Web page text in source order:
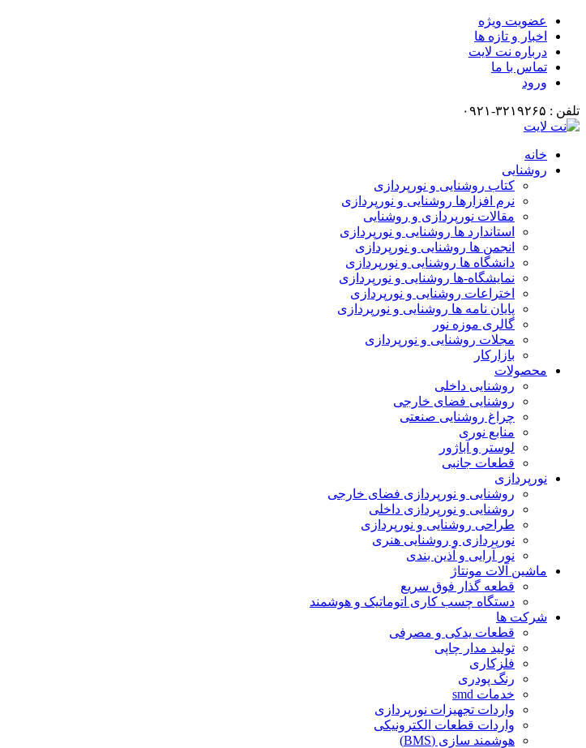
عضویت ویژه
اخبار و تازه ها
درباره نت لایت
تماس با ما
ورود
تلفن : ۳۲۱۹۲۶۵-۰۹۲۱
خانه
روشنایی
کتاب روشنایی و نورپردازی
نرم افزارها روشنایی و نورپردازی
مقالات نورپردازی و روشنایی
استاندارد ها روشنایی و نورپردازی
انجمن ها روشنایی و نورپردازی
دانشگاه ها روشنایی و نورپردازی
نمایشگاه-ها روشنایی و نورپردازی
اختراعات روشنایی و نورپردازی
پایان نامه ها روشنایی و نورپردازی
گالری موزه نور
مجلات روشنایی و نورپردازی
بازارکار
محصولات
روشنایی داخلی
روشنایی فضای خارجی
چراغ روشنایی صنعتی
منابع نوری
لوستر و آباژور
قطعات جانبی
نورپردازی
روشنایی و نورپردازی فضای خارجی
روشنایی و نورپردازی داخلی
طراحی روشنایی و نورپردازی
نورپردازی و روشنایی هنری
نور آرایی و آذین بندی
ماشین آلات مونتاژ
قطعه گذار فوق سریع
دستگاه چسب کاری اتوماتیک و هوشمند
شرکت ها
قطعات یدکی و مصرفی
تولید مدار چاپی
فلزکاری
رنگ پودری
خدمات smd
واردات تجهیزات نورپردازی
واردات قطعات الکترونیکی
هوشمند سازی (BMS)